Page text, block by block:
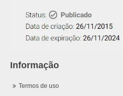
Informação
Termos de uso